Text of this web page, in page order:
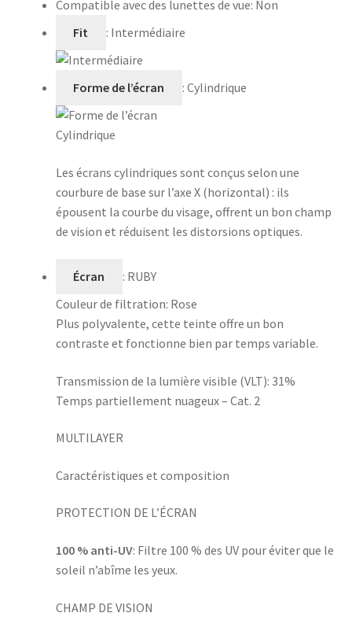
Compatible avec des lunettes de vue: Non
Fit
: Intermédiaire
Forme de l’écran : Cylindrique
Cylindrique
Les écrans cylindriques sont conçus selon une
courbure de base sur l’axe X (horizontal) : ils
épousent la courbe du visage, offrent un bon champ
de vision et réduisent les distorsions optiques.
Écran : RUBY
Couleur de filtration: Rose
Plus polyvalente, cette teinte offre un bon
contraste et fonctionne bien par temps variable.
Transmission de la lumière visible (VLT): 31%
Temps partiellement nuageux – Cat. 2
MULTILAYER
Caractéristiques et composition
PROTECTION DE L’ÉCRAN
100 % anti-UV: Filtre 100 % des UV pour éviter que le
soleil n’abîme les yeux.
CHAMP DE VISION